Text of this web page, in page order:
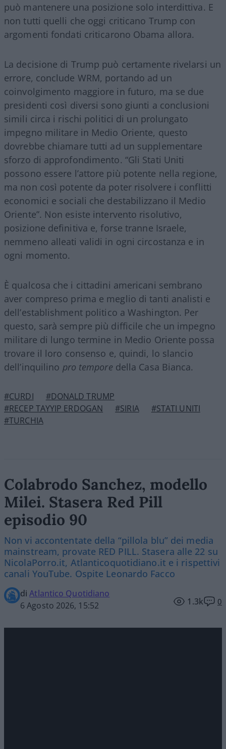
può mantenere una posizione solo interdittiva. E
non tutti quelli che oggi criticano Trump con
argomenti fondati criticarono Obama allora.
La decisione di Trump può certamente rivelarsi un
errore, conclude WRM, portando ad un
coinvolgimento maggiore in futuro, ma se due
presidenti così diversi sono giunti a conclusioni
simili circa i rischi politici di un prolungato
impegno militare in Medio Oriente, questo
dovrebbe chiamare tutti ad un supplementare
sforzo di approfondimento. “Gli Stati Uniti
possono essere l’attore più potente nella regione,
ma non così potente da poter risolvere i conflitti
economici e sociali che destabilizzano il Medio
Oriente”. Non esiste intervento risolutivo,
posizione definitiva e, forse tranne Israele,
nemmeno alleati validi in ogni circostanza e in
ogni momento.
È qualcosa che i cittadini americani sembrano
aver compreso prima e meglio di tanti analisti e
dell’establishment politico a Washington. Per
questo, sarà sempre più difficile che un impegno
militare di lungo termine in Medio Oriente possa
trovare il loro consenso e, quindi, lo slancio
dell’inquilino pro tempore della Casa Bianca.
#CURDI
#DONALD TRUMP
#RECEP TAYYIP ERDOGAN
#SIRIA
#STATI UNITI
#TURCHIA
Colabrodo Sanchez, modello
Milei. Stasera Red Pill
episodio 90
Non vi accontentate della “pillola blu” dei media
mainstream, provate RED PILL. Stasera alle 22 su
NicolaPorro.it, Atlanticoquotidiano.it e i rispettivi
canali YouTube. Ospite Leonardo Facco
diAtlantico Quotidiano
6 Agosto 2026, 15:52
1.3k 0